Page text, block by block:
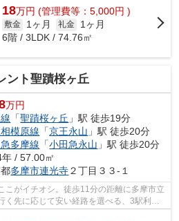
18万円 (管理費等：5,000円 )
敷金 1ヶ月 礼金
1ヶ月
6階 / 3LDK / 74.76㎡
ント聖蹟桜ヶ丘
万円
「聖蹟桜ヶ丘 」駅 徒歩19分
模原線 「京王永山 」駅 徒歩20分
多摩線 「小田急永山 」駅 徒歩20分
/ 57.00㎡
多摩市連光寺２丁目３３-１
こがイチオシ。徒歩11分の距離に多摩市立
く先に応じて安い経路を選べる、3駅利用
ョンタ...